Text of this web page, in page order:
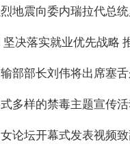
地震向委内瑞拉代总
决落实就业优先战略
部部长刘伟将出席塞
多样的禁毒主题宣传
论坛开幕式发表视频